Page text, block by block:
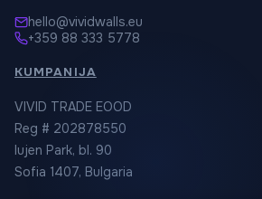
hello@vividwalls.eu
+359 88 333 5778
KUMPANIJA
VIVID TRADE EOOD
Reg # 202878550
Iujen Park, bl. 90
Sofia 1407, Bulgaria